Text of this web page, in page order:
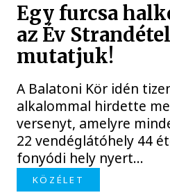
Egy furcsa
az Év
mutatjuk!
A Balatoni Kör idén
alkalommal hirdette
versenyt, amelyre
22 vendéglátóhely 44
fonyódi hely nyert...
KÖZÉLET